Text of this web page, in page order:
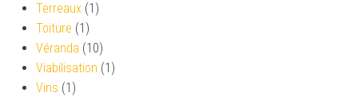
Terreaux (1)
Toiture (1)
Véranda (10)
Viabilisation (1)
Vins (1)